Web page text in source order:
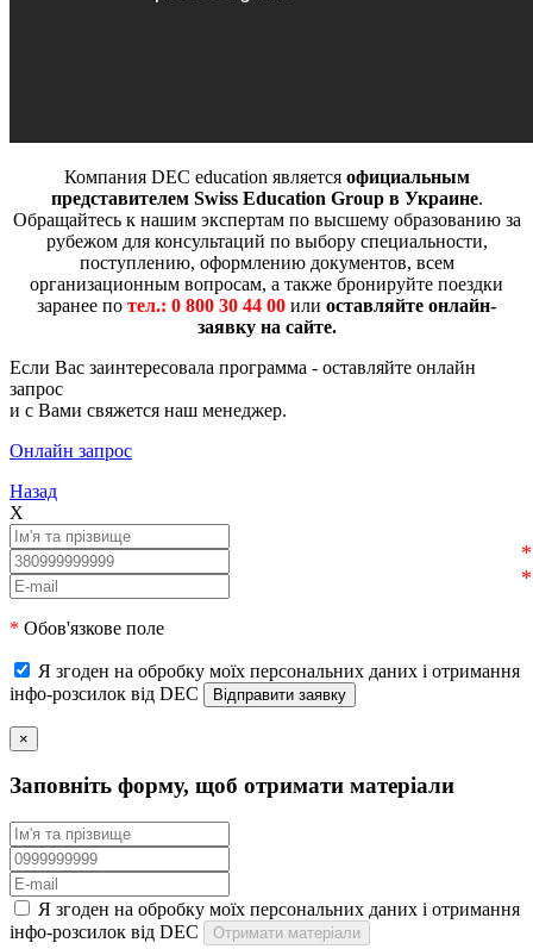
Компания DEC education является официальным
представителем Swiss Education Group в Украине.
Обращайтесь к нашим экспертам по высшему образованию за
рубежом для консультаций по выбору специальности,
поступлению, оформлению документов, всем
организационным вопросам, а также бронируйте поездки
заранее по тел.: 0 800 30 44 00 или оставляйте онлайн-
заявку на сайте.
Если Вас заинтересовала программа - оставляйте онлайн
запрос
и с Вами свяжется наш менеджер.
Онлайн запрос
Назад
X
* Обов'язкове поле
Я згоден на обробку моїх персональних даних і отримання
інфо-розсилок від DEC
×
Заповніть форму, щоб отримати матеріали
Я згоден на обробку моїх персональних даних і отримання
інфо-розсилок від DEC
Отримати матеріали